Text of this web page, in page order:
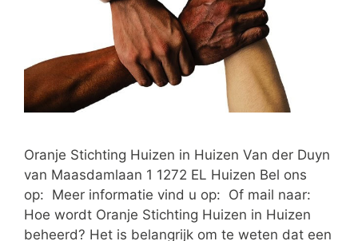
Oranje Stichting Huizen in Huizen Van der Duyn
van Maasdamlaan 1 1272 EL Huizen Bel ons
op: Meer informatie vind u op: Of mail naar:
Hoe wordt Oranje Stichting Huizen in Huizen
beheerd? Het is belangrijk om te weten dat een